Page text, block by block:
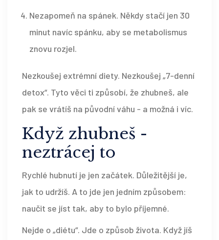
Nezapomeň na spánek. Někdy stačí jen 30
minut navíc spánku, aby se metabolismus
znovu rozjel.
Nezkoušej extrémní diety. Nezkoušej „7-denní
detox“. Tyto věci ti způsobí, že zhubneš, ale
pak se vrátíš na původní váhu - a možná i víc.
Když zhubneš -
neztrácej to
Rychlé hubnutí je jen začátek. Důležitější je,
jak to udržíš. A to jde jen jedním způsobem:
naučit se jíst tak, aby to bylo příjemné.
Nejde o „diétu“. Jde o způsob života. Když jíš